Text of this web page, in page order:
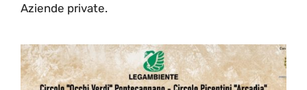
Aziende private.